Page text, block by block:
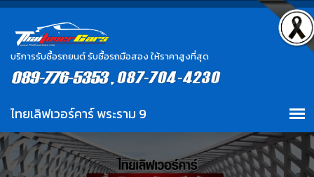
บริการรับซื้อรถยนต์ รับซื้อรถมือสอง ให้ราคาสูงที่สุด